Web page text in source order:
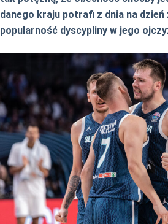
danego kraju potrafi z dnia na
popularność dyscypliny w jego